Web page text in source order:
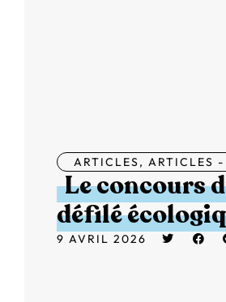
ARTICLES, ARTICLES
Le concours
défilé
9 AVRIL 2026